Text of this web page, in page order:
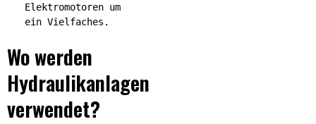
Elektromotoren um
ein Vielfaches.
Wo werden
Hydraulikanlagen
verwendet?